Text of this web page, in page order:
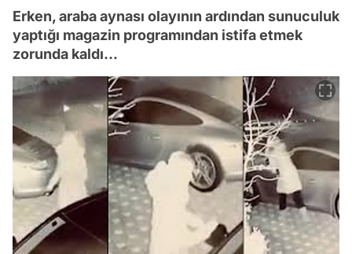
Erken, araba aynası olayının ardından sunuculuk
yaptığı magazin programından istifa etmek
zorunda kaldı...